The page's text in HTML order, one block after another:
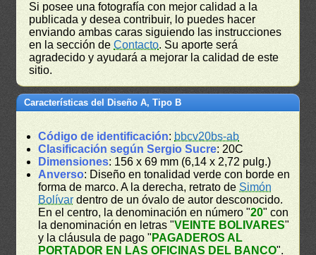
Si posee una fotografía con mejor calidad a la
publicada y desea contribuir, lo puedes hacer
enviando ambas caras siguiendo las instrucciones
en la sección deContacto. Su aporte será
agradecido y ayudará a mejorar la calidad de este
sitio.
Características del Diseño A, Tipo B
Código de identificación: bbcv20bs-ab
Clasificación según Sergio Sucre: 20C
Dimensiones: 156 x 69 mm (6,14 x 2,72 pulg.)
Anverso: Diseño en tonalidad verde con borde en
forma de marco. A la derecha, retrato de Simón
Bolívar dentro de un óvalo de autor desconocido.
En el centro, la denominación en número "20" con
la denominación en letras "VEINTE BOLIVARES"
y la cláusula de pago " PAGADEROS AL
PORTADOR EN LAS OFICINAS DEL BANCO".